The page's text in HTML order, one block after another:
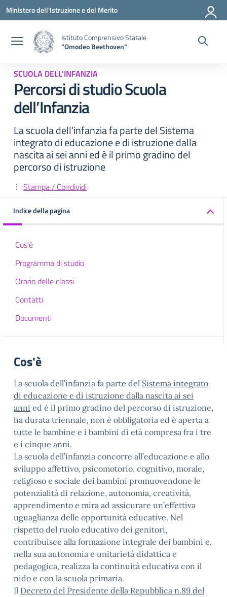
Vai ai contenuti
Vai al menu di navigazione
Vai al footer
Ministero dell'Istruzione e del Merito
Istituto Comprensivo Statale
"Omodeo Beethoven"
SCUOLA DELL'INFANZIA
Percorsi di studio Scuola
dell’Infanzia
La scuola dell’infanzia fa parte del Sistema
integrato di educazione e di istruzione dalla
nascita ai sei anni ed è il primo gradino del
percorso di istruzione
Stampa / Condividi
Indice della pagina
Cos'è
Programma di studio
Orario delle classi
Contatti
Documenti
Cos'è
La scuola dell’infanzia fa parte del Sistema integrato
di educazione e di istruzione dalla nascita ai sei
anni ed è il primo gradino del percorso di istruzione,
ha durata triennale, non è obbligatoria ed è aperta a
tutte le bambine e i bambini di età compresa fra i tre
e i cinque anni.
La scuola dell’infanzia concorre all’educazione e allo
sviluppo affettivo, psicomotorio, cognitivo, morale,
religioso e sociale dei bambini promuovendone le
potenzialità di relazione, autonomia, creatività,
apprendimento e mira ad assicurare un’effettiva
uguaglianza delle opportunità educative. Nel
rispetto del ruolo educativo dei genitori,
contribuisce alla formazione integrale dei bambini e,
nella sua autonomia e unitarietà didattica e
pedagogica, realizza la continuità educativa con il
nido e con la scuola primaria.
Il Decreto del Presidente della Repubblica n.89 del